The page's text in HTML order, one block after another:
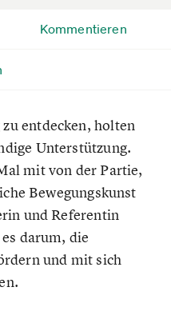
Kommentieren
entdecken, holten
Unterstützung.
mit von der Partie,
Bewegungskunst
und Referentin
darum, die
und mit sich